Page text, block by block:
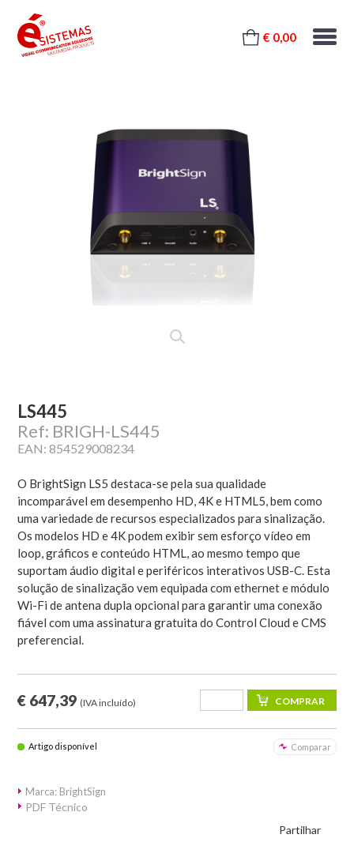
€ 0,00
LS445
Ref: BRIGH-LS445
EAN: 854529008234
O BrightSign LS5 destaca-se pela sua qualidade
incomparável em desempenho HD, 4K e HTML5, bem como
uma variedade de recursos especializados para sinalização.
Os modelos HD e 4K podem exibir sem esforço vídeo em
loop, gráficos e conteúdo HTML, ao mesmo tempo que
suportam áudio digital e periféricos interativos USB-C. Esta
solução de sinalização vem equipada com ethernet e módulo
Wi-Fi de antena dupla opcional para garantir uma conexão
fiável com uma assinatura gratuita do Control Cloud e CMS
preferencial.
€ 647,39 (IVA incluído)
Artigo disponível Comparar
Marca: BrightSign
PDF Técnico
Partilhar